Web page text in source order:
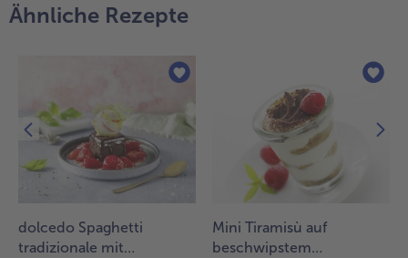
ser
Das
zum
Ähnliche Rezepte
dolcedo Spaghetti
tradizionale mit
Mini Tiramisù auf
beschwipstem